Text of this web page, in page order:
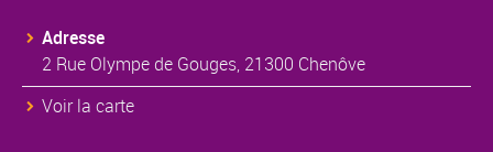
Adresse
2 Rue Olympe de Gouges, 21300 Chenôve
Voir la carte